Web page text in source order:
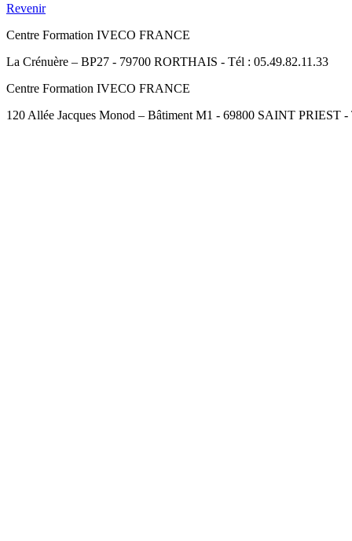
Revenir
Centre Formation IVECO FRANCE
La Crénuère – BP27 - 79700 RORTHAIS - Tél : 05.49.82.11.33
Centre Formation IVECO FRANCE
120 Allée Jacques Monod – Bâtiment M1 - 69800 SAINT PRIEST